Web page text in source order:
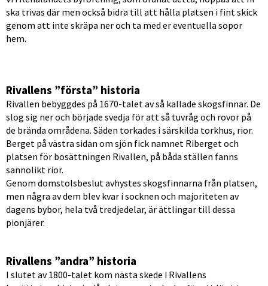
ska trivas där men också bidra till att hålla platsen i fint skick
genom att inte skräpa ner och ta med er eventuella sopor
hem.
Rivallens ”första” historia
Rivallen bebyggdes på 1670-talet av så kallade skogsfinnar. De
slog sig ner och började svedja för att så tuvråg och rovor på
de brända områdena. Säden torkades i särskilda torkhus, rior.
Berget på västra sidan om sjön fick namnet Riberget och
platsen för bosättningen Rivallen, på båda ställen fanns
sannolikt rior.
Genom domstolsbeslut avhystes skogsfinnarna från platsen,
men några av dem blev kvar i socknen och majoriteten av
dagens bybor, hela två tredjedelar, är ättlingar till dessa
pionjärer.
Rivallens ”andra” historia
I slutet av 1800-talet kom nästa skede i Rivallens